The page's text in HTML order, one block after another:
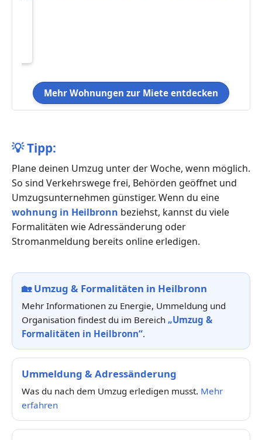
Mehr Wohnungen zur Miete entdecken
💡Tipp:
Plane deinen Umzug unter der Woche, wenn möglich.
So sind Verkehrswege frei, Behörden geöffnet und
Umzugsunternehmen günstiger. Wenn du eine
wohnung in Heilbronn beziehst, kannst du viele
Formalitäten wie Adressänderung oder
Stromanmeldung bereits online erledigen.
🏡Umzug & Formalitäten in Heilbronn
Mehr Informationen zu Energie, Ummeldung und
Organisation findest du im Bereich „Umzug &
Formalitäten in Heilbronn“.
Ummeldung & Adressänderung
Was du nach dem Umzug erledigen musst. Mehr
erfahren